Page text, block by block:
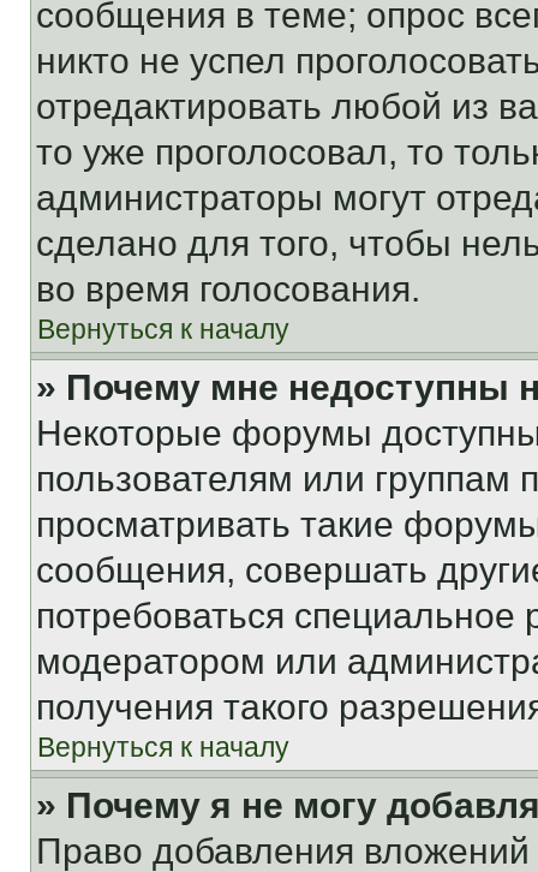
сообщения в теме; опрос
никто не успел
отредактировать любой из
то уже проголосовал, то
администраторы могут
сделано для того, чтобы
во время голосования.
Вернуться к началу
» Почему мне недоступны
Некоторые форумы
пользователям или группам
просматривать такие
сообщения, совершать
потребоваться
модератором или
получения такого
Вернуться к началу
» Почему я не могу
Право добавления